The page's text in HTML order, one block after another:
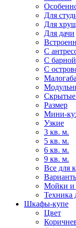
Для
Для
Для дачи
С
С
С
Скрытые
Размер
Мини-
Узкие
3 кв. м.
5 кв. м.
6 кв. м.
9 кв. м.
Все для
Мойки и
Техника
Шкафы-купе
Цвет